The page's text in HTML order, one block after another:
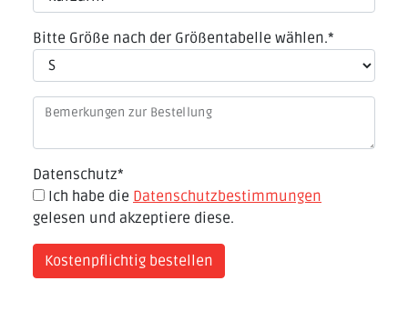
Bitte Größe nach der Größentabelle wählen.*
Bemerkungen zur Bestellung
Datenschutz*
Ich habe die Datenschutzbestimmungen
gelesen und akzeptiere diese.